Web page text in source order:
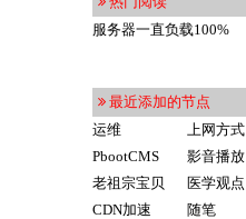
了用户入门
服务器一直负载100%
最近添加的节点
运维
PbootCMS
老祖宗宝贝
CDN加速
上网方式
影音播放
医学观点
随笔